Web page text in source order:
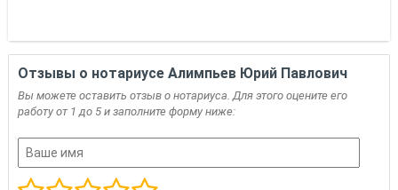
Отзывы о нотариусе Алимпьев Юрий Павлович
Вы можете оставить отзыв о нотариуса. Для этого оцените его
работу от 1 до 5 и заполните форму ниже: